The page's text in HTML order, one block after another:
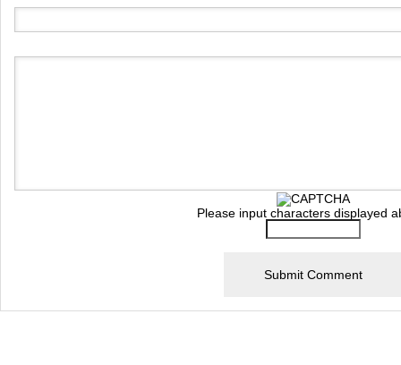
Please input characters displayed